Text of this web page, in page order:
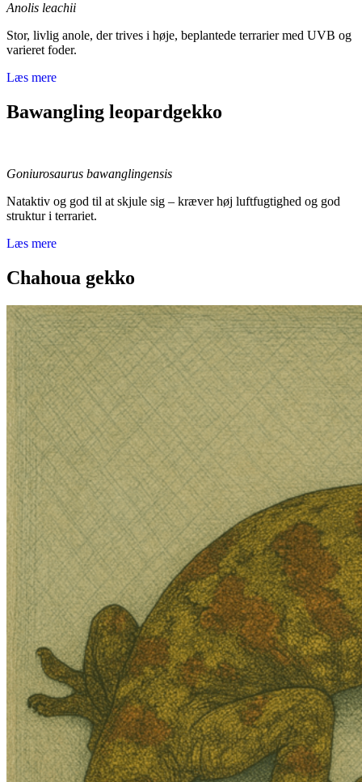
Anolis leachii
Stor, livlig anole, der trives i høje, beplantede terrarier med UVB og
varieret foder.
Læs mere
Bawangling leopardgekko
Goniurosaurus bawanglingensis
Nataktiv og god til at skjule sig – kræver høj luftfugtighed og god
struktur i terrariet.
Læs mere
Chahoua gekko